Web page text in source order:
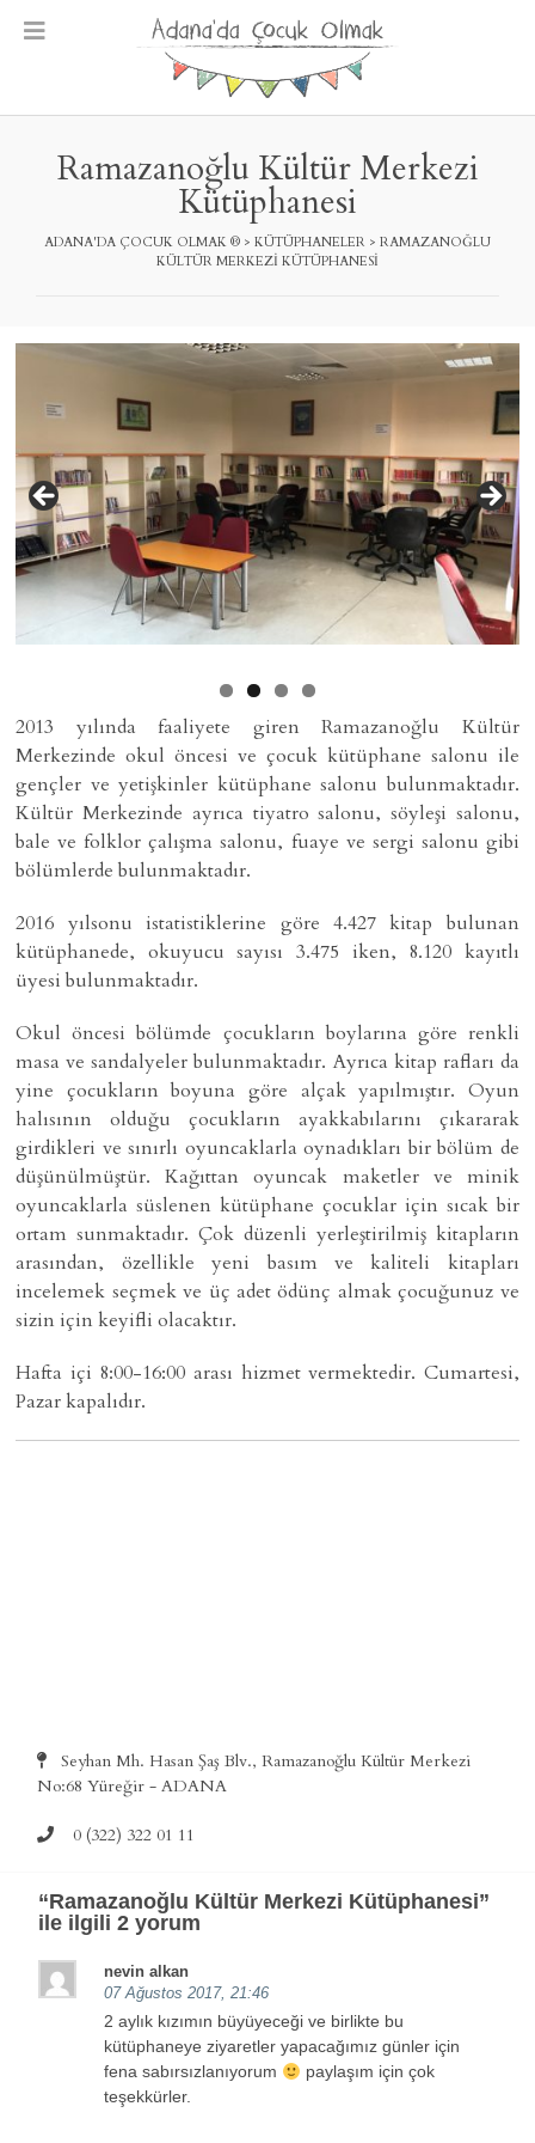
Ramazanoğlu Kültür Merkezi
Kütüphanesi
ADANA'DA ÇOCUK OLMAK ® > KÜTÜPHANELER > RAMAZANOĞLU
KÜLTÜR MERKEZI KÜTÜPHANESI
2013 yılında faaliyete giren Ramazanoğlu Kültür
Merkezinde okul öncesi ve çocuk kütüphane salonu ile
gençler ve yetişkinler kütüphane salonu bulunmaktadır.
Kültür Merkezinde ayrıca tiyatro salonu, söyleşi salonu,
bale ve folklor çalışma salonu, fuaye ve sergi salonu gibi
bölümlerde bulunmaktadır.
2016 yılsonu istatistiklerine göre 4.427 kitap bulunan
kütüphanede, okuyucu sayısı 3.475 iken, 8.120 kayıtlı
üyesi bulunmaktadır.
Okul öncesi bölümde çocukların boylarına göre renkli
masa ve sandalyeler bulunmaktadır. Ayrıca kitap rafları da
yine çocukların boyuna göre alçak yapılmıştır. Oyun
halısının olduğu çocukların ayakkabılarını çıkararak
girdikleri ve sınırlı oyuncaklarla oynadıkları bir bölüm de
düşünülmüştür. Kağıttan oyuncak maketler ve minik
oyuncaklarla süslenen kütüphane çocuklar için sıcak bir
ortam sunmaktadır. Çok düzenli yerleştirilmiş kitapların
arasından, özellikle yeni basım ve kaliteli kitapları
incelemek seçmek ve üç adet ödünç almak çocuğunuz ve
sizin için keyifli olacaktır.
Hafta içi 8:00-16:00 arası hizmet vermektedir. Cumartesi,
Pazar kapalıdır.
Seyhan Mh. Hasan Şaş Blv., Ramazanoğlu Kültür Merkezi
No:68 Yüreğir - ADANA
0 (322) 322 01 11
“Ramazanoğlu Kültür Merkezi Kütüphanesi”
ile ilgili 2 yorum
nevin alkan
07 Ağustos 2017, 21:46
2 aylık kızımın büyüyeceği ve birlikte bu
kütüphaneye ziyaretler yapacağımız günler için
fena sabırsızlanıyorum
paylaşım için çok
teşekkürler.